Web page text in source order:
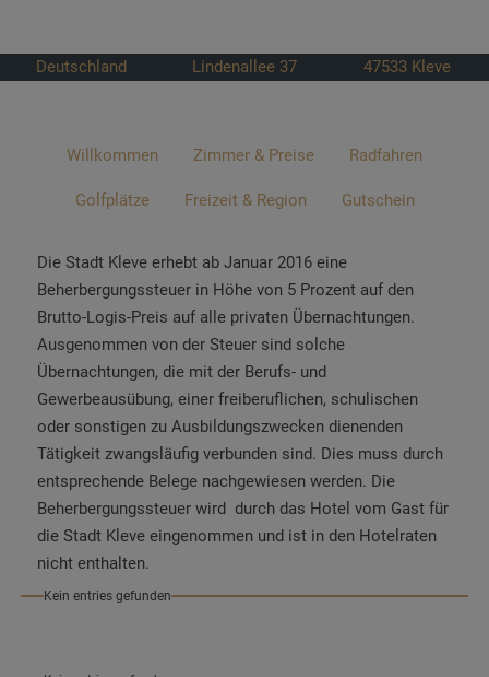
Deutschland Lindenallee 37 47533 Kleve
Willkommen Zimmer & Preise Radfahren
Golfplätze Freizeit & Region Gutschein
Die Stadt Kleve erhebt ab Januar 2016 eine
Beherbergungssteuer in Höhe von 5 Prozent auf den
Brutto-Logis-Preis auf alle privaten Übernachtungen.
Ausgenommen von der Steuer sind solche
Übernachtungen, die mit der Berufs- und
Gewerbeausübung, einer freiberuflichen, schulischen
oder sonstigen zu Ausbildungszwecken dienenden
Tätigkeit zwangsläufig verbunden sind. Dies muss durch
entsprechende Belege nachgewiesen werden. Die
Beherbergungssteuer wird durch das Hotel vom Gast für
die Stadt Kleve eingenommen und ist in den Hotelraten
nicht enthalten.
Kein entries gefunden